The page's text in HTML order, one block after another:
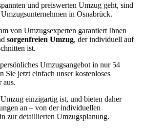
und preiswerten Umzug geht, sind
in Osnabrück.
von Umzugsexperten garantiert Ihnen
sorgenfreien Umzug, der individuell auf
ist.
Umzugsangebot in nur 54
Sie jetzt einfach unser kostenloses
aus.
einzigartig ist, und bieten daher
an – von der individuellen
zur detaillierten Umzugsplanung.